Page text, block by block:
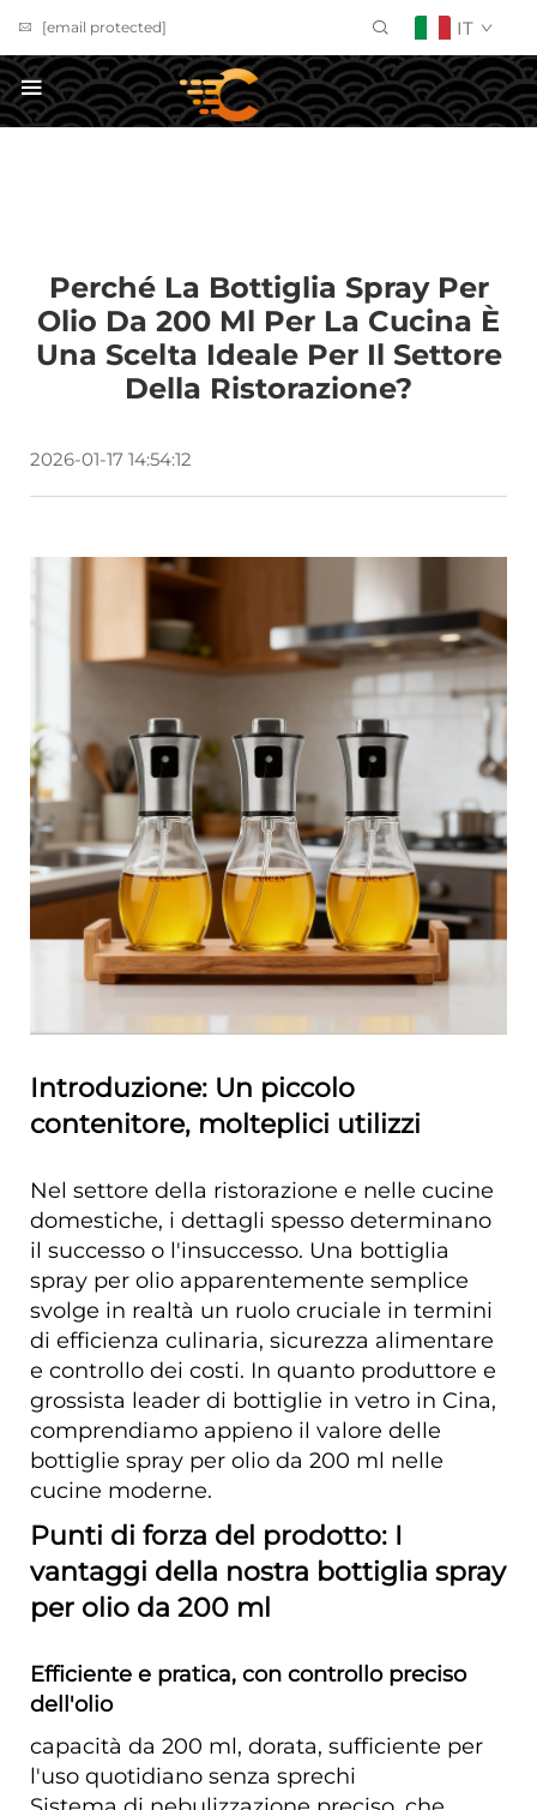
[email protected] IT
Perché La Bottiglia Spray Per
Olio Da 200 Ml Per La Cucina È
Una Scelta Ideale Per Il Settore
Della Ristorazione?
2026-01-17 14:54:12
Introduzione: Un piccolo
contenitore, molteplici utilizzi
Nel settore della ristorazione e nelle cucine
domestiche, i dettagli spesso determinano
il successo o l'insuccesso. Una bottiglia
spray per olio apparentemente semplice
svolge in realtà un ruolo cruciale in termini
di efficienza culinaria, sicurezza alimentare
e controllo dei costi. In quanto produttore e
grossista leader di bottiglie in vetro in Cina,
comprendiamo appieno il valore delle
bottiglie spray per olio da 200 ml nelle
cucine moderne.
Punti di forza del prodotto: I
vantaggi della nostra bottiglia spray
per olio da 200 ml
Efficiente e pratica, con controllo preciso
dell'olio
capacità da 200 ml, dorata, sufficiente per
l'uso quotidiano senza sprechi